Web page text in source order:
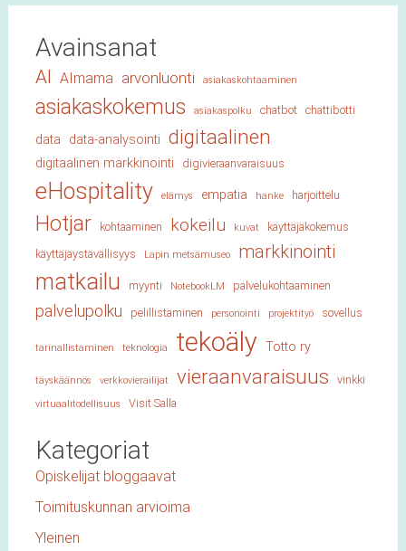
Avainsanat
AI AImama arvonluonti asiakaskohtaaminen
asiakaskokemus asiakaspolku chatbot chattibotti
data data-analysointi digitaalinen
digitaalinen markkinointi digivieraanvaraisuus
eHospitality elämys empatia hanke harjoittelu
Hotjar kohtaaminen kokeilu kuvat
käyttäjäkokemus
käyttäjäystävällisyys
Lapin metsämuseo markkinointi
matkailu myynti NotebookLM palvelukohtaaminen
palvelupolku pelillistäminen personointi projektityö sovellus
tarinallistaminen teknologia tekoäly Totto ry
täyskäännös verkkovierailijat vieraanvaraisuus vinkki
virtuaalitodellisuus Visit Salla
Kategoriat
Opiskelijat bloggaavat
Toimituskunnan arvioima
Yleinen